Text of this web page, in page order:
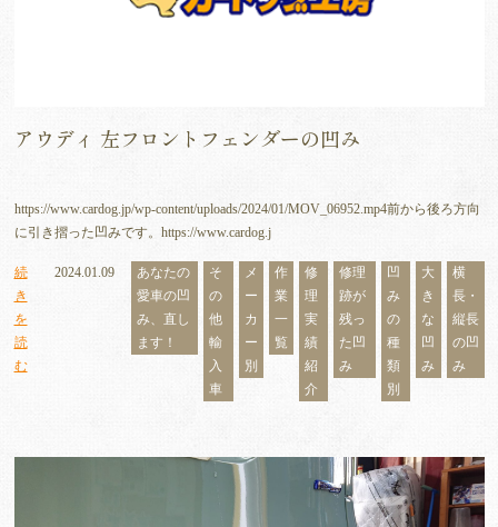
アウディ 左フロントフェンダーの凹み
https://www.cardog.jp/wp-content/uploads/2024/01/MOV_06952.mp4前から後ろ方向
に引き摺った凹みです。https://www.cardog.j
続
き
を
読
む
2024.01.09
あなたの
愛車の凹
み、直し
ます！
そ
の
他
輸
入
車
メ
ー
カ
ー
別
作
業
一
覧
修
理
実
績
紹
介
修理
跡が
残っ
た凹
み
凹
み
の
種
類
別
大
き
な
凹
み
横
長・
縦長
の凹
み